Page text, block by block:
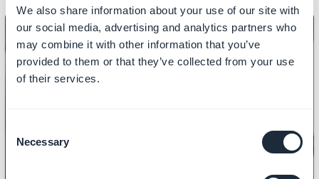
We also share information about your use of our site with
our social media, advertising and analytics partners who
may combine it with other information that you’ve
provided to them or that they’ve collected from your use
of their services.
Selection
Necessary